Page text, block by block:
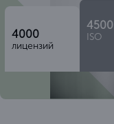
4000
лицензий
4500
ISO